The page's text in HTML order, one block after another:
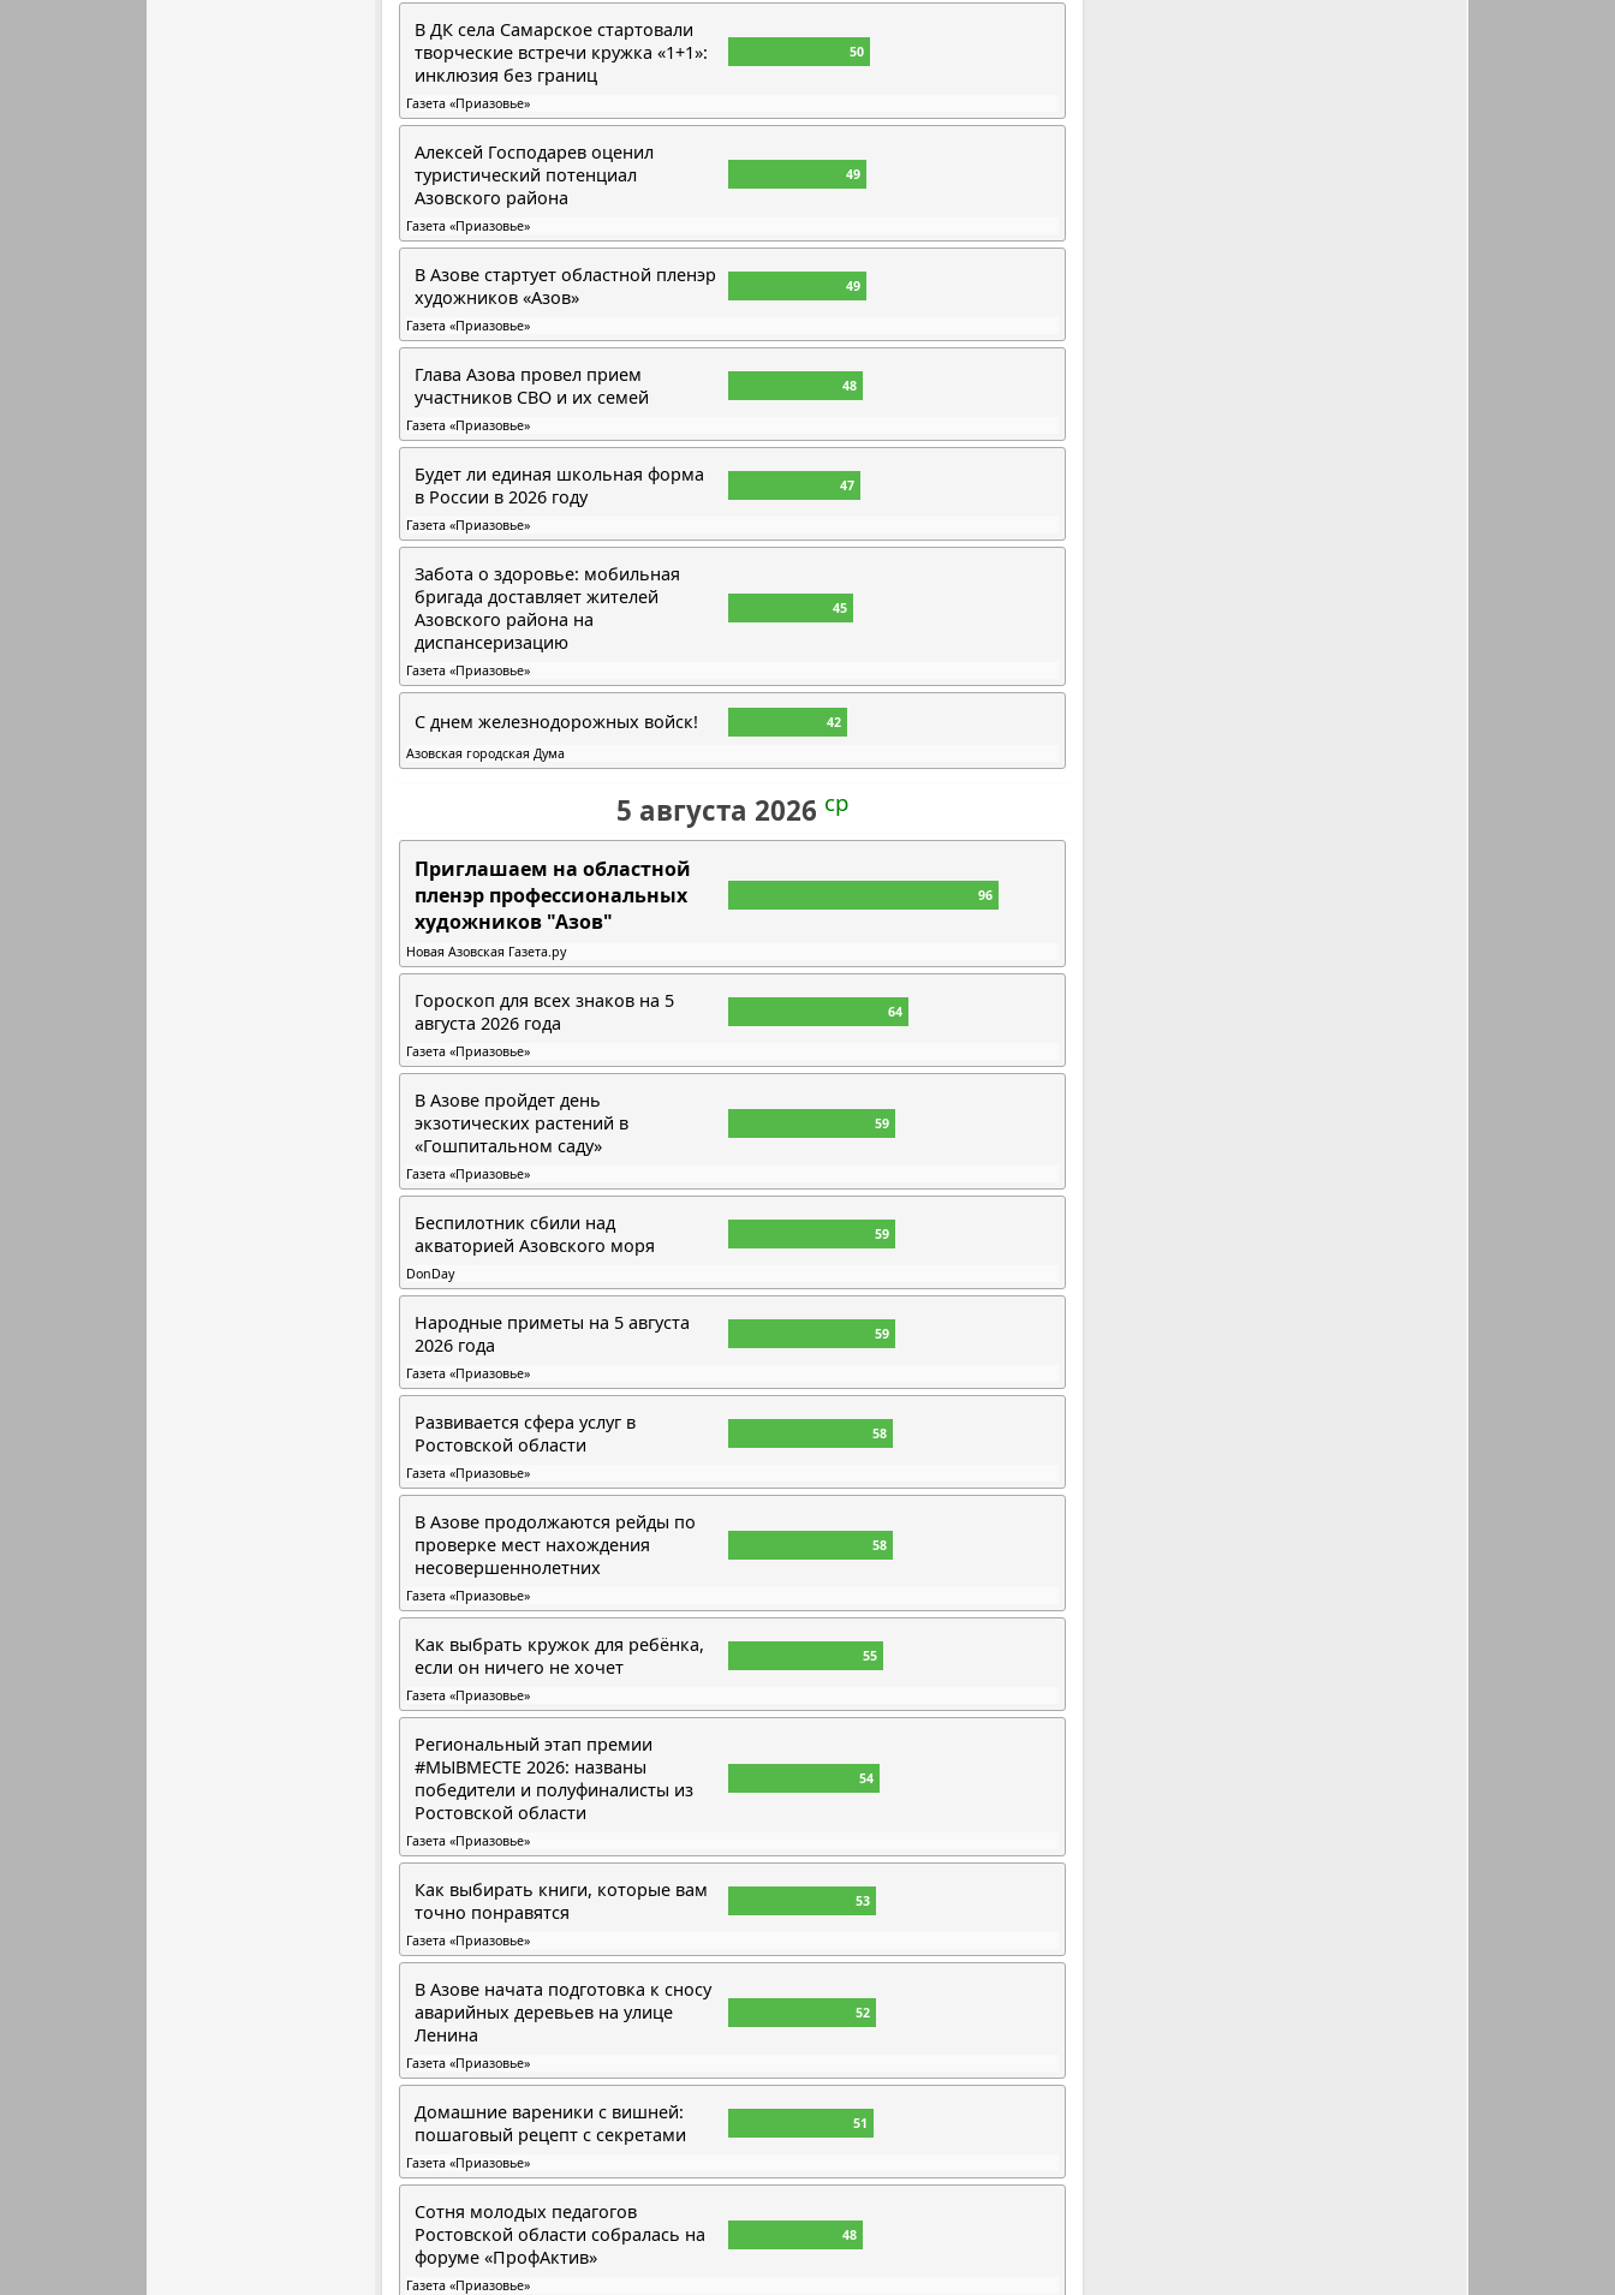
В ДК села Самарское стартовали
творческие встречи кружка «1+1»:
инклюзия без границ
50
Газета «Приазовье»
Алексей Господарев оценил
туристический потенциал
Азовского района
49
Газета «Приазовье»
В Азове стартует областной пленэр
художников «Азов»
49
Газета «Приазовье»
Глава Азова провел прием
участников СВО и их семей
48
Газета «Приазовье»
Будет ли единая школьная форма
в России в 2026 году
47
Газета «Приазовье»
Забота о здоровье: мобильная
бригада доставляет жителей
Азовского района на
диспансеризацию
45
Газета «Приазовье»
С днем железнодорожных войск!
42
Азовская городская Дума
5 августа 2026 ср
Приглашаем на областной
пленэр профессиональных
художников "Азов"
96
Новая Азовская Газета.ру
Гороскоп для всех знаков на 5
августа 2026 года
64
Газета «Приазовье»
В Азове пройдет день
экзотических растений в
«Гошпитальном саду»
59
Газета «Приазовье»
Беспилотник сбили над
акваторией Азовского моря
59
DonDay
Народные приметы на 5 августа
2026 года
59
Газета «Приазовье»
Развивается сфера услуг в
Ростовской области
58
Газета «Приазовье»
В Азове продолжаются рейды по
проверке мест нахождения
несовершеннолетних
58
Газета «Приазовье»
Как выбрать кружок для ребёнка,
если он ничего не хочет
55
Газета «Приазовье»
Региональный этап премии
#МЫВМЕСТЕ 2026: названы
победители и полуфиналисты из
Ростовской области
54
Газета «Приазовье»
Как выбирать книги, которые вам
точно понравятся
53
Газета «Приазовье»
В Азове начата подготовка к сносу
аварийных деревьев на улице
Ленина
52
Газета «Приазовье»
Домашние вареники с вишней:
пошаговый рецепт с секретами
51
Газета «Приазовье»
Сотня молодых педагогов
Ростовской области собралась на
форуме «ПрофАктив»
48
Газета «Приазовье»